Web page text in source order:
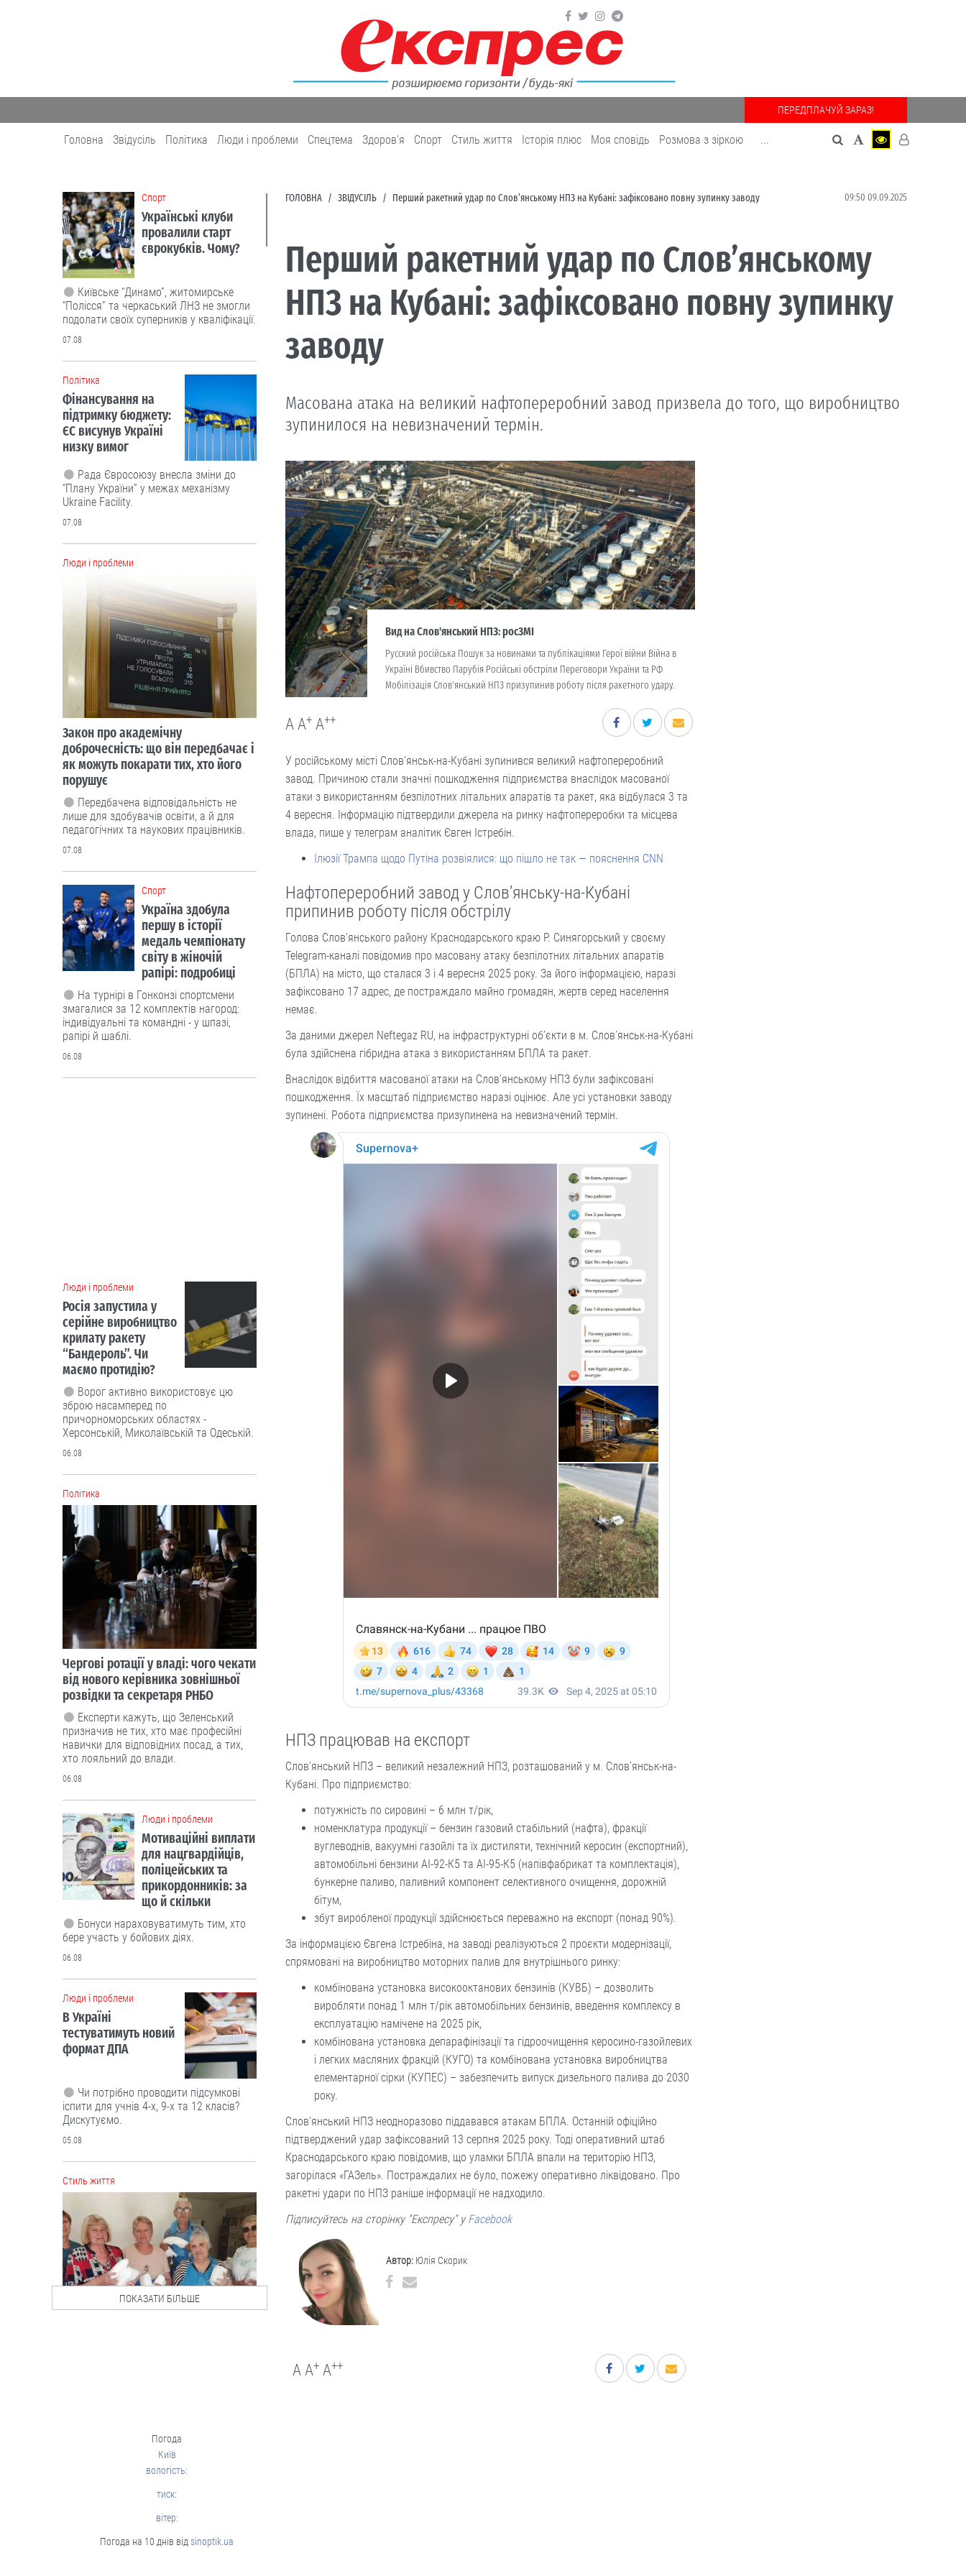
ПЕРЕДПЛАЧУЙ ЗАРАЗ!
Головна Звідусіль Політика Люди і проблеми Спецтема Здоров'я Cпорт Cтиль життя Історія плюс Моя сповідь Розмова з зіркою ...
ГОЛОВНА ЗВІДУСІЛЬ Перший ракетний удар по Слов’янському НПЗ на Кубані: зафіксовано повну зупинку заводу 09:50 09.09.2025
Перший ракетний удар по Слов’янському
НПЗ на Кубані: зафіксовано повну зупинку
заводу
Масована атака на великий нафтопереробний завод призвела до того, що виробництво
зупинилося на невизначений термін.
Вид на Слов'янський НПЗ: росЗМІ
Русский російська Пошук за новинами та публікаціями Герої війни Війна в
Україні Вбивство Парубія Російські обстріли Переговори України та РФ
Мобілізація Слов'янський НПЗ призупинив роботу після ракетного удару.
A A+ A++
У російському місті Слов’янськ-на-Кубані зупинився великий нафтопереробний
завод. Причиною стали значні пошкодження підприємства внаслідок масованої
атаки з використанням безпілотних літальних апаратів та ракет, яка відбулася 3 та
4 вересня. Інформацію підтвердили джерела на ринку нафтопереробки та місцева
влада, пише у телеграм аналітик Євген Істребін.
Ілюзії Трампа щодо Путіна розвіялися: що пішло не так — пояснення CNN
Нафтопереробний завод у Слов’янську-на-Кубані
припинив роботу після обстрілу
Голова Слов’янського району Краснодарського краю Р. Синягорський у своєму
Telegram-каналі повідомив про масовану атаку безпілотних літальних апаратів
(БПЛА) на місто, що сталася 3 і 4 вересня 2025 року. За його інформацією, наразі
зафіксовано 17 адрес, де постраждало майно громадян, жертв серед населення
немає.
За даними джерел Neftegaz RU, на інфраструктурні об’єкти в м. Слов’янськ-на-Кубані
була здійснена гібридна атака з використанням БПЛА та ракет.
Внаслідок відбиття масованої атаки на Слов’янському НПЗ були зафіксовані
пошкодження. Їх масштаб підприємство наразі оцінює. Але усі установки заводу
зупинені. Робота підприємства призупинена на невизначений термін.
НПЗ працював на експорт
Слов’янський НПЗ – великий незалежний НПЗ, розташований у м. Слов’янськ-на-
Кубані. Про підприємство:
потужність по сировині – 6 млн т/рік,
номенклатура продукції – бензин газовий стабільний (нафта), фракції
вуглеводнів, вакуумні газойлі та їх дистиляти, технічний керосин (експортний),
автомобільні бензини АІ-92-К5 та АІ-95-К5 (напівфабрикат та комплектація),
бункерне паливо, паливний компонент селективного очищення, дорожній
бітум,
збут виробленої продукції здійснюється переважно на експорт (понад 90%).
За інформацією Євгена Істребіна, на заводі реалізуються 2 проєкти модернізації,
спрямовані на виробництво моторних палив для внутрішнього ринку:
комбінована установка високооктанових бензинів (КУВБ) – дозволить
виробляти понад 1 млн т/рік автомобільних бензинів, введення комплексу в
експлуатацію намічене на 2025 рік,
комбінована установка депарафінізації та гідроочищення керосино-газойлевих
і легких масляних фракцій (КУГО) та комбінована установка виробництва
елементарної сірки (КУПЕС) – забезпечить випуск дизельного палива до 2030
року.
Слов’янський НПЗ неодноразово піддавався атакам БПЛА. Останній офіційно
підтверджений удар зафіксований 13 серпня 2025 року. Тоді оперативний штаб
Краснодарського краю повідомив, що уламки БПЛА впали на територію НПЗ,
загорілася «ГАЗель». Постраждалих не було, пожежу оперативно ліквідовано. Про
ракетні удари по НПЗ раніше інформації не надходило.
Підписуйтесь на сторінку "Експресу" уFacebook
Автор: Юлія Скорик
A A+ A++
Погода
Київ
вологість:
тиск:
вітер:
Погода на 10 днів від sinoptik.ua
Cпорт
Українські клуби
провалили старт
єврокубків. Чому?
Київське “Динамо”, житомирське
“Полісся” та черкаський ЛНЗ не змогли
подолати своїх суперників у кваліфікації.
07.08
Політика
Фінансування на
підтримку бюджету:
ЄС висунув Україні
низку вимог
Рада Євросоюзу внесла зміни до
“Плану України” у межах механізму
Ukraine Facility.
07.08
Люди і проблеми
Закон про академічну
доброчесність: що він передбачає і
як можуть покарати тих, хто його
порушує
Передбачена відповідальність не
лише для здобувачів освіти, а й для
педагогічних та наукових працівників.
07.08
Cпорт
Україна здобула
першу в історії
медаль чемпіонату
світу в жіночій
рапірі: подробиці
На турнірі в Гонконзі спортсмени
змагалися за 12 комплектів нагород:
індивідуальні та командні - у шпазі,
рапірі й шаблі.
06.08
Політика
Чергові ротації у владі: чого чекати
від нового керівника зовнішньої
розвідки та секретаря РНБО
Експерти кажуть, що Зеленський
призначив не тих, хто має професійні
навички для відповідних посад, а тих,
хто лояльний до влади.
Люди і проблеми
Мотиваційні виплати
для нацгвардійців,
поліцейських та
прикордонників: за
що й скільки
Бонуси нараховуватимуть тим, хто
бере участь у бойових діях.
В Україні
тестуватимуть новий
формат ДПА
Чи потрібно проводити підсумкові
іспити для учнів 4-х, 9-х та 12 класів?
Дискутуємо.
“Це не розкіш, а необхідність”.
Буковинські активісти власноруч
виготовили вже тисячі ящиків
вологих серветок для передової
Ініціатором цієї справи став
військовий лікар Володимир Миколів.
05.08
Люди і проблеми
Через неточність у
документах донька
не могла оформити
спадщину
ПОКАЗАТИ БІЛЬШЕ